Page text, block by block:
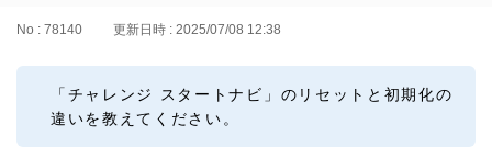
登録情報の変更・各種お手続き
お客様サポート(手続き・照会)
No : 78140 更新日時 : 2025/07/08 12:38
「チャレンジ スタートナビ」のリセットと初期化の
違いを教えてください。